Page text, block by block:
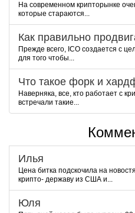
На современном крипторынке
которые стараются...
Как правильно
Прежде всего, ICO создается с
для того чтобы...
Что такое форк и
Наверняка, все, кто работает с
встречали такие...
Илья
Цена битка подскочила на
крипто- державу из США и...
Юля